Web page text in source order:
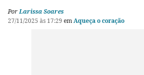
PorLarissa Soares
27/11/2025 às 17:29 emAqueça o coração